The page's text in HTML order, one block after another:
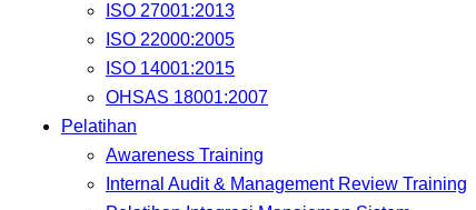
ISO 27001:2013
ISO 22000:2005
ISO 14001:2015
OHSAS 18001:2007
Pelatihan
Awareness Training
Internal Audit & Management Review Training